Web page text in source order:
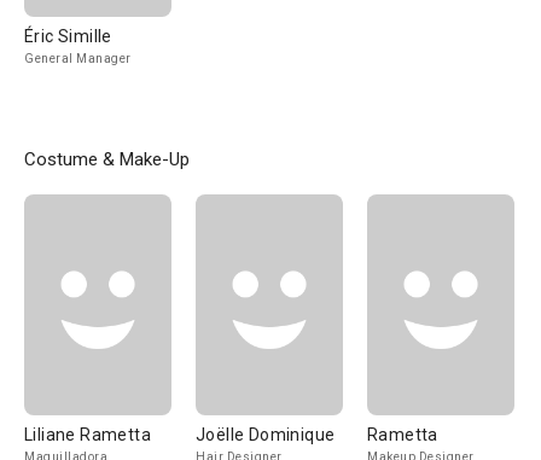
Éric Simille
General Manager
Costume & Make-Up
Liliane Rametta
Maquilladora
Joëlle Dominique
Hair Designer
Rametta
Makeup Designer